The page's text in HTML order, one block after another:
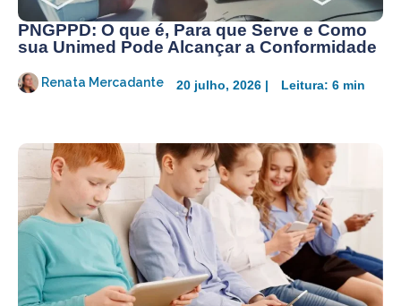
PNGPPD: O que é, Para que Serve e Como
sua Unimed Pode Alcançar a Conformidade
Renata Mercadante 20 julho, 2026 | Leitura: 6 min